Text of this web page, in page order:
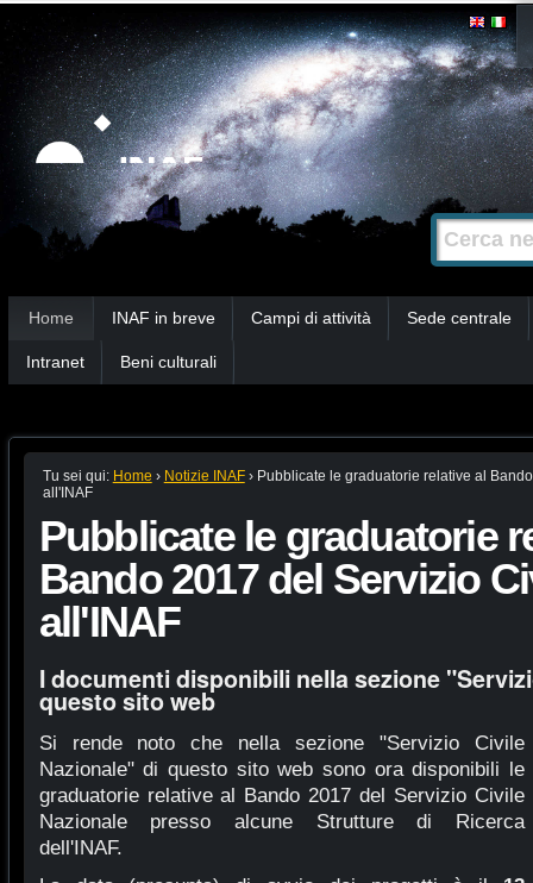
Strumenti
personali
Salta
contenuti.
|
Salta
alla
navigazione
Cerca nel
Ricerca
avanzata…
Home INAF in breve Campi di attività Sede centrale
Intranet Beni culturali
Tu sei qui: Home › Notizie INAF › Pubblicate le graduatorie relative al
all'INAF
Pubblicate le graduatorie
Bando 2017 del Servizio
all'INAF
I documenti disponibili nella sezione
questo sito web
Si rende noto che nella sezione "Servizio Civile
Nazionale" di questo sito web sono ora disponibili le
graduatorie relative al Bando 2017 del Servizio Civile
Nazionale presso alcune Strutture di Ricerca
dell'INAF.